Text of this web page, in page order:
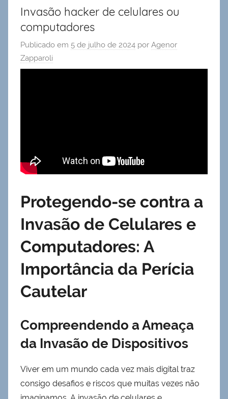
Invasão hacker de celulares ou
computadores
Publicado em 5 de julho de 2024 por Agenor
Zapparoli
Protegendo-se contra a
Invasão de Celulares e
Computadores: A
Importância da Perícia
Cautelar
Compreendendo a Ameaça
da Invasão de Dispositivos
Viver em um mundo cada vez mais digital traz
consigo desafios e riscos que muitas vezes não